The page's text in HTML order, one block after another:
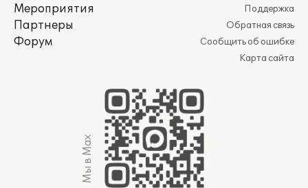
Мероприятия
Партнеры
Форум
Поддержка
Обратная связь
Сообщить об ошибке
Карта сайта
Мы в Max